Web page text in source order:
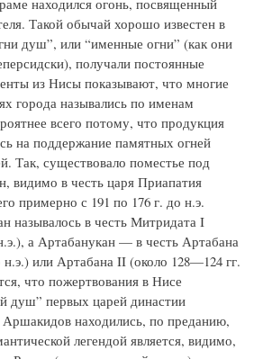
находился огонь, посвященный
Такой обычай хорошо известен в
душ”, или “именные огни” (как они
получали постоянные
из Нисы показывают, что многие
города назывались по именам
всего потому, что продукция
на поддержание памятных огней
Так, существовало поместье под
видимо в честь царя Приапатия
примерно с 191 по 176 г. до н.э.
называлось в честь Митридата I
а Артабанукан — в честь Артабана
или Артабана II (около 128—124 гг.
что пожертвования в Нисе
душ” первых царей династии
находились, по преданию,
легендой является, видимо,